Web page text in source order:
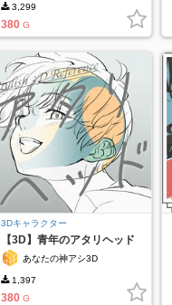
3,299
380 G
3Dキャラクター
【3D】青年のアタリヘッド
あなたの神アシ3D
1,397
380 G